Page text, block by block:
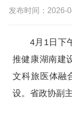
发布时间：2026-
4月1日下
推健康湖南建
文科旅医体融
设。省政协副